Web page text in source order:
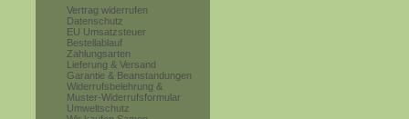
Vertrag widerrufen
Datenschutz
EU Umsatzsteuer
Bestellablauf
Zahlungsarten
Lieferung & Versand
Garantie & Beanstandungen
Widerrufsbelehrung &
Muster-Widerrufsformular
Umweltschutz